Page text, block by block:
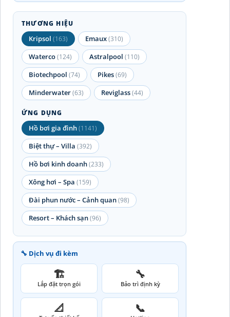
THƯƠNG HIỆU
Kripsol (163) Emaux(310)
Waterco(124) Astralpool (110)
Biotechpool (74) Pikes(69)
Minderwater(63) Reviglass(44)
ỨNG DỤNG
Hồ bơi gia đình(1141)
Biệt thự – Villa (392)
Hồ bơi kinh doanh(233)
Xông hơi – Spa (159)
Đài phun nước – Cảnh quan(98)
Resort – Khách sạn(96)
🔧 Dịch vụ đi kèm
🏗️
Lắp đặt trọn gói
🔧
Bảo trì định kỳ
📐 📞